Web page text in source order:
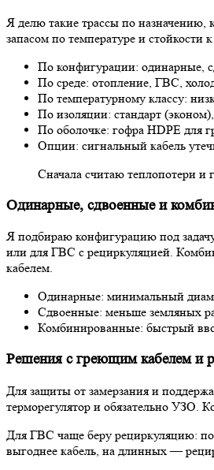
Я делю такие трассы по назначению,
запасом по температуре и стойкости к
По конфигурации: одинарные,
По среде: отопление, ГВС,
По температурному классу:
По изоляции: стандарт
По оболочке: гофра HDPE для
Опции: сигнальный кабель
Сначала считаю теплопотери и
Одинарные, сдвоенные и
Я подбираю конфигурацию под
или для ГВС с рециркуляцией.
кабелем.
Одинарные: минимальный
Сдвоенные: меньше земляных
Комбинированные: быстрый
Решения с греющим кабелем и
Для защиты от замерзания и
терморегулятор и обязательно УЗО.
Для ГВС чаще беру рециркуляцию:
выгоднее кабель, на длинных —